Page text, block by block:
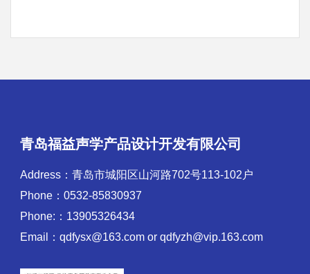
青岛福益声学产品设计开发有限公司
Address：青岛市城阳区山河路702号113-102户
Phone：0532-85830937
Phone:：13905326434
Email：qdfysx@163.com or qdfyzh@vip.163.com